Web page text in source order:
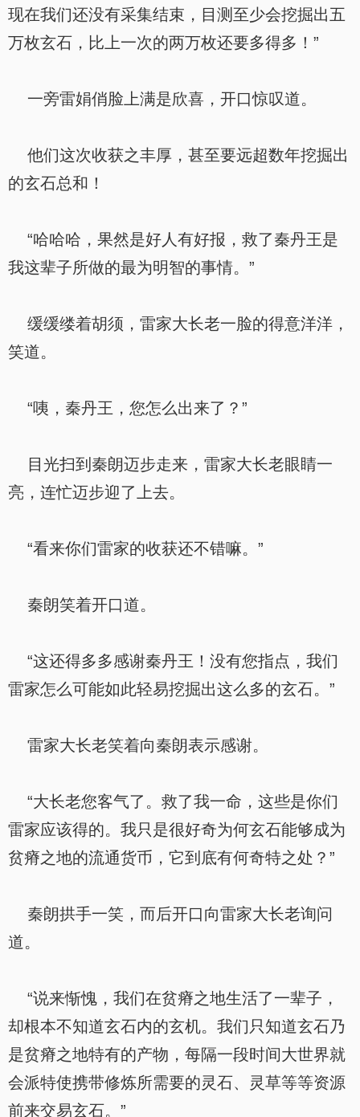
现在我们还没有采集结束，目测至少会挖掘出五
万枚玄石，比上一次的两万枚还要多得多！”
一旁雷娟俏脸上满是欣喜，开口惊叹道。
他们这次收获之丰厚，甚至要远超数年挖掘出
的玄石总和！
“哈哈哈，果然是好人有好报，救了秦丹王是
我这辈子所做的最为明智的事情。”
缓缓缕着胡须，雷家大长老一脸的得意洋洋，
笑道。
“咦，秦丹王，您怎么出来了？”
目光扫到秦朗迈步走来，雷家大长老眼睛一
亮，连忙迈步迎了上去。
“看来你们雷家的收获还不错嘛。”
秦朗笑着开口道。
“这还得多多感谢秦丹王！没有您指点，我们
雷家怎么可能如此轻易挖掘出这么多的玄石。”
雷家大长老笑着向秦朗表示感谢。
“大长老您客气了。救了我一命，这些是你们
雷家应该得的。我只是很好奇为何玄石能够成为
贫瘠之地的流通货币，它到底有何奇特之处？”
秦朗拱手一笑，而后开口向雷家大长老询问
道。
“说来惭愧，我们在贫瘠之地生活了一辈子，
却根本不知道玄石内的玄机。我们只知道玄石乃
是贫瘠之地特有的产物，每隔一段时间大世界就
会派特使携带修炼所需要的灵石、灵草等等资源
前来交易玄石。”